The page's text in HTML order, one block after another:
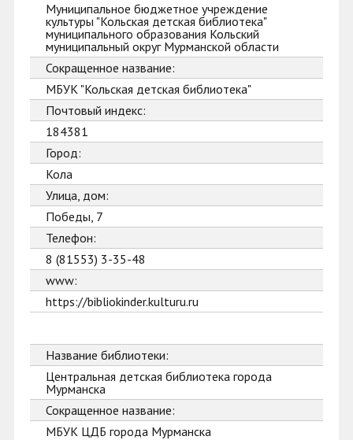
Муниципальное бюджетное учреждение
культуры "Кольская детская библиотека"
муниципального образования Кольский
муниципальный округ Мурманской области
Сокращенное название:
МБУК "Кольская детская библиотека"
Почтовый индекс:
184381
Город:
Кола
Улица, дом:
Победы, 7
Телефон:
8 (81553) 3-35-48
www:
https://bibliokinder.kulturu.ru
Название библиотеки:
Центральная детская библиотека города
Мурманска
Сокращенное название:
МБУК ЦДБ города Мурманска